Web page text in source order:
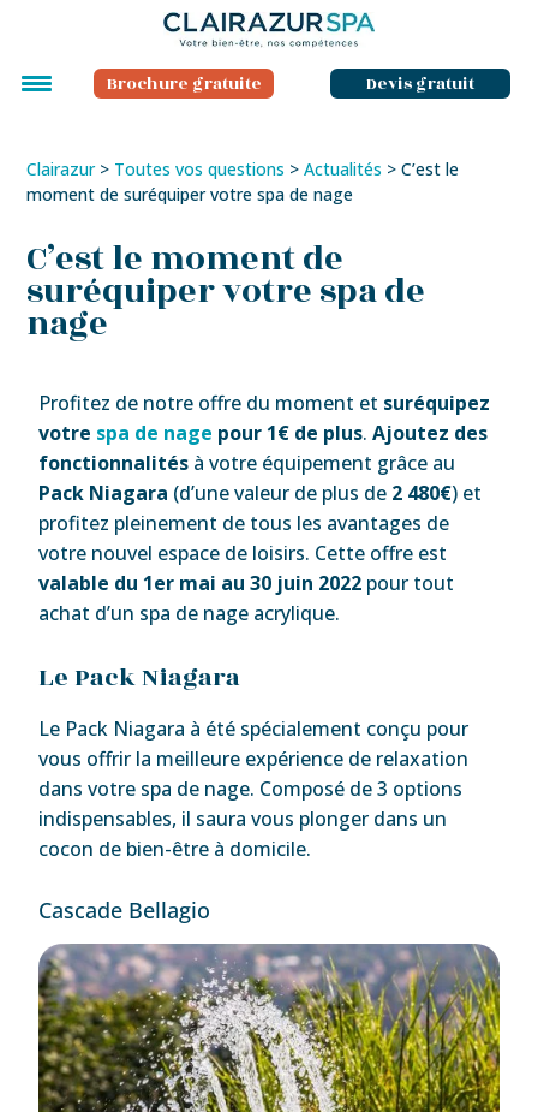
Brochure gratuite Devis gratuit
Clairazur> Toutes vos questions >Actualités >C’est le
moment de suréquiper votre spa de nage
C’est le moment de
suréquiper votre spa de
nage
Profitez de notre offre du moment et suréquipez
votre spa de nage pour 1€ de plus.Ajoutez des
fonctionnalités à votre équipement grâce au
Pack Niagara (d’une valeur de plus de 2 480€) et
profitez pleinement de tous les avantages de
votre nouvel espace de loisirs. Cette offre est
valable du 1er mai au 30 juin 2022 pour tout
achat d’un spa de nage acrylique.
Le Pack Niagara
Le Pack Niagara à été spécialement conçu pour
vous offrir la meilleure expérience de relaxation
dans votre spa de nage. Composé de 3 options
indispensables, il saura vous plonger dans un
cocon de bien-être à domicile.
Cascade Bellagio